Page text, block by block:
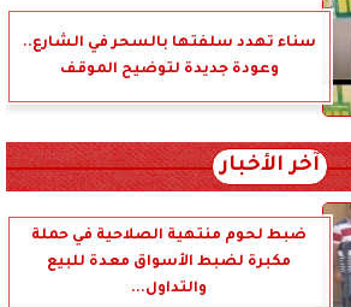
سناء تهدد سلفتها بالسحر في الشارع..
وعودة جديدة لتوضيح الموقف
آخر الأخبار
ضبط لحوم منتهية الصلاحية في حملة
مكبرة لضبط الأسواق معدة للبيع
والتداول...